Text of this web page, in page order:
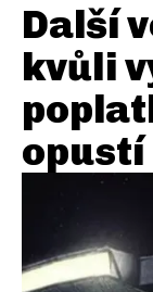
Další
kvůli
opustí